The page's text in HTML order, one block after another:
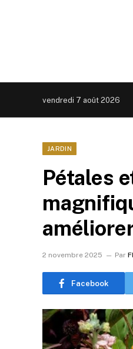
vendredi 7 août 2026
JARDIN
Pétales
2 novembre 2025 Par
Facebook